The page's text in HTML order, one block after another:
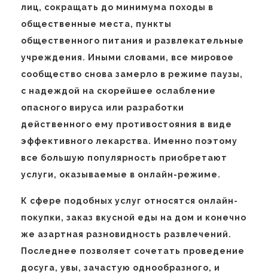
лиц, сокращать до минимума походы в
общественные места, пункты
общественного питания и развлекательные
учреждения. Иными словами, все мировое
сообщество снова замерло в режиме паузы,
с надеждой на скорейшее ослабление
опасного вируса или разработки
действенного ему противостояния в виде
эффективного лекарства. Именно поэтому
все большую популярность приобретают
услуги, оказываемые в онлайн-режиме.
К сфере подобных услуг относятся онлайн-
покупки, заказ вкусной еды на дом и конечно
же азартная разновидность развлечений.
Последнее позволяет сочетать проведение
досуга, увы, зачастую однообразного, и